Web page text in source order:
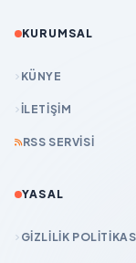
KURUMSAL
KÜNYE
İLETIŞIM
RSS SERVISI
YASAL
GIZLILIK